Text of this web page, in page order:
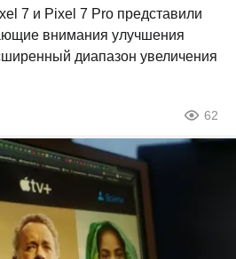
7 и Pixel 7 Pro представили
внимания улучшения
диапазон увеличения
62